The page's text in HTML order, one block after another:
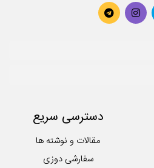
دسترسی سریع
مقالات و نوشته ها
سفارشی دوزی